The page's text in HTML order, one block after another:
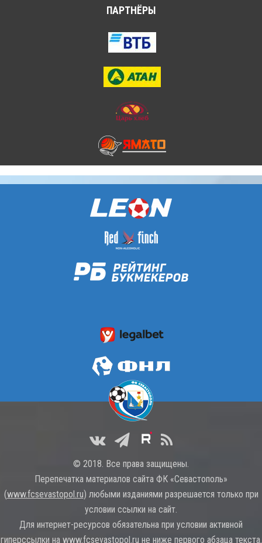
ПАРТНЁРЫ
© 2018. Все права защищены.
Перепечатка материалов сайта ФК «Севастополь»
(www.fcsevastopol.ru) любыми изданиями разрешается только при
условии ссылки на сайт.
Для интернет-ресурсов обязательна при условии активной
гиперссылки на www.fcsevastopol.ru не ниже первого абзаца текста.